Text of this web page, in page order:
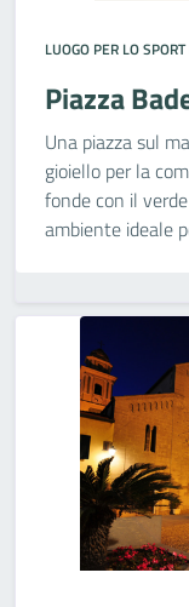
LUOGO PER LO
Piazza
Una piazza sul
gioiello per la
fonde con il
ambiente ideale